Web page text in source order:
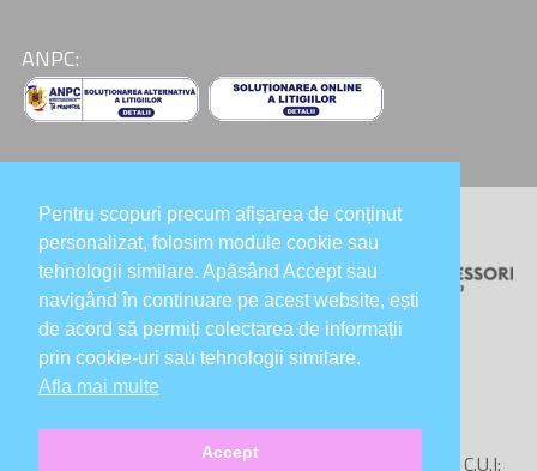
ANPC:
Colaboratori:
Copyright © 2020-2026InsideOutMontessori SRL , C.U.I:
Pentru scopuri precum afișarea de conținut
personalizat, folosim module cookie sau
tehnologii similare. Apăsând Accept sau
navigând în continuare pe acest website, ești
de acord să permiți colectarea de informații
prin cookie-uri sau tehnologii similare.
Afla mai multe
Accept